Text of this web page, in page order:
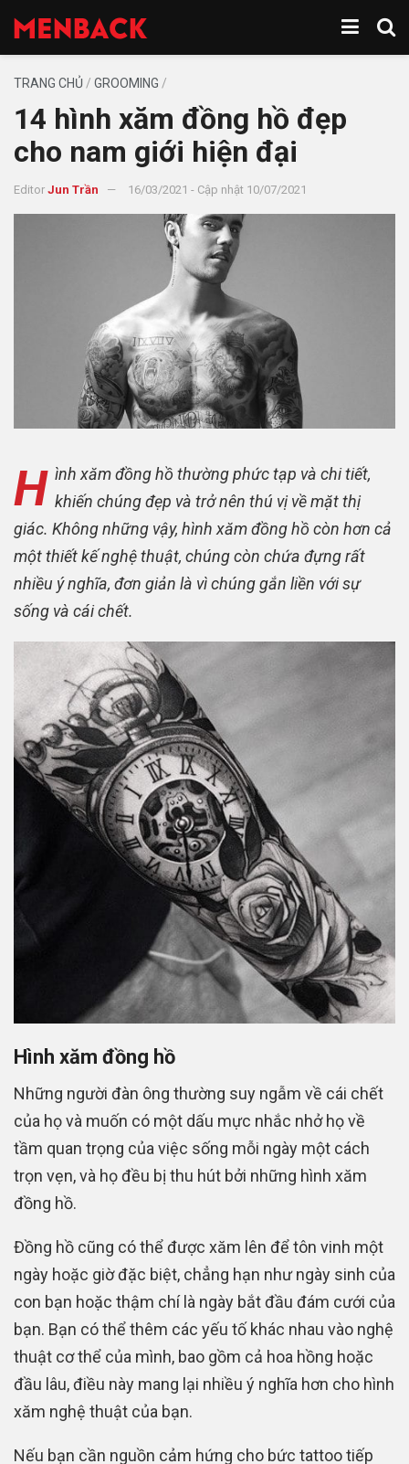
TRANG CHỦ / GROOMING /
14 hình xăm đồng hồ đẹp
cho nam giới hiện đại
Editor Jun Trần 16/03/2021 - Cập nhật 10/07/2021
H ình xăm đồng hồ thường phức tạp và chi tiết,
khiến chúng đẹp và trở nên thú vị về mặt thị
giác. Không những vậy, hình xăm đồng hồ còn hơn cả
một thiết kế nghệ thuật, chúng còn chứa đựng rất
nhiều ý nghĩa, đơn giản là vì chúng gắn liền với sự
sống và cái chết.
Hình xăm đồng hồ
Những người đàn ông thường suy ngẫm về cái chết
của họ và muốn có một dấu mực nhắc nhở họ về
tầm quan trọng của việc sống mỗi ngày một cách
trọn vẹn, và họ đều bị thu hút bởi những hình xăm
đồng hồ.
Đồng hồ cũng có thể được xăm lên để tôn vinh một
ngày hoặc giờ đặc biệt, chẳng hạn như ngày sinh của
con bạn hoặc thậm chí là ngày bắt đầu đám cưới của
bạn. Bạn có thể thêm các yếu tố khác nhau vào nghệ
thuật cơ thể của mình, bao gồm cả hoa hồng hoặc
đầu lâu, điều này mang lại nhiều ý nghĩa hơn cho hình
xăm nghệ thuật của bạn.
Nếu bạn cần nguồn cảm hứng cho bức tattoo tiếp